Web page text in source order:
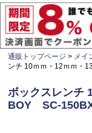
通販トップページ メイ
ンチ 10ｍｍ・12ｍｍ
ボックスレンチ
BOY SC-